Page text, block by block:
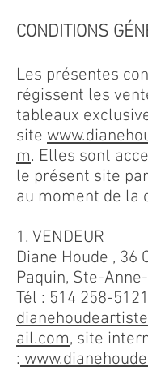
CONDITIONS
Les présentes
régissent les
tableaux
site
m. Elles sont
le présent site
au moment de la
1. VENDEUR
Diane Houde , 36
Paquin, Ste-
Tél : 514 258-5121
ail.com, site
: